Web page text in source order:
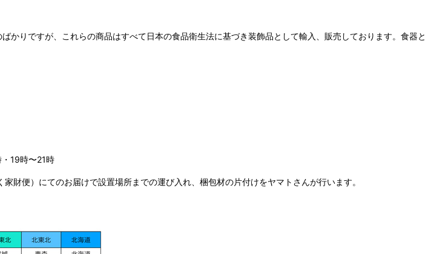
りですが、これらの商品はすべて日本の食品衛生法に基づき装飾品として輸入、販売しております。食器と
19時〜21時
財便）にてのお届けで設置場所までの運び入れ、梱包材の片付けをヤマトさんが行います。